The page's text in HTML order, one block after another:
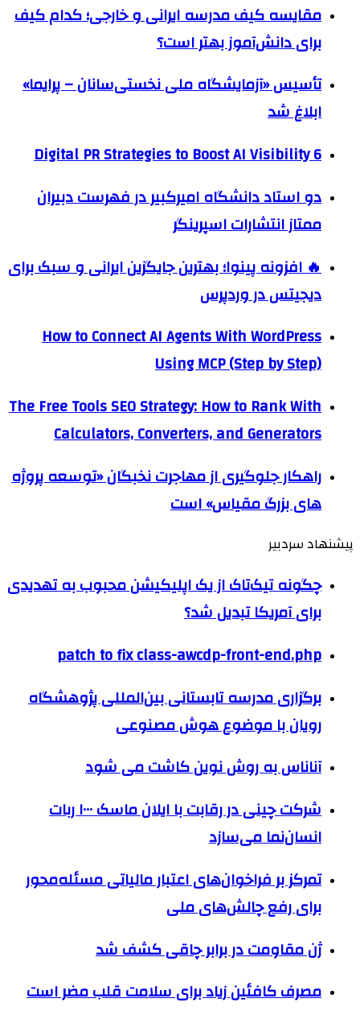
مقایسه کیف مدرسه ایرانی و خارجی؛ کدام کیف
برای دانش‌آموز بهتر است؟
تأسیس «آزمایشگاه ملی نخستی‌سانان – پرایما»
ابلاغ شد
6 Digital PR Strategies to Boost AI Visibility
دو استاد دانشگاه امیرکبیر در فهرست دبیران
ممتاز انتشارات اسپرینگر
🔥 افزونه پینوا؛ بهترین جایگزین ایرانی و سبک برای
دیجیتس در وردپرس
How to Connect AI Agents With WordPress
Using MCP (Step by Step)
The Free Tools SEO Strategy: How to Rank With
Calculators, Converters, and Generators
راهکار جلوگیری از مهاجرت نخبگان «توسعه پروژه
های بزرگ مقیاس» است
پیشنهاد سردبیر
چگونه تیک‌تاک از یک اپلیکیشن محبوب به تهدیدی
برای آمریکا تبدیل شد؟
patch to fix class-awcdp-front-end.php
برگزاری مدرسه تابستانی بین‌المللی پژوهشگاه
رویان با موضوع هوش مصنوعی
آناناس به روش نوین کاشت می شود
شرکت چینی در رقابت با ایلان ماسک ۱۰۰۰ ربات
انسان‌نما می‌سازد
تمرکز بر فراخوان‌های اعتبار مالیاتی مسئله‌محور
برای رفع چالش‌های ملی
ژن مقاومت در برابر چاقی کشف شد
مصرف کافئین زیاد برای سلامت قلب مضر است